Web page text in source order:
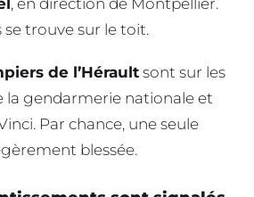
se trouve sur le toit.
de l’Hérault sont sur les
la gendarmerie nationale et
Par chance, une seule
blessée.